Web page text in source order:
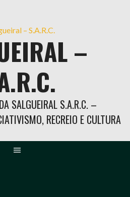
–
SALGUEIRAL S.A.R.C. –
RECREIO E CULTURA